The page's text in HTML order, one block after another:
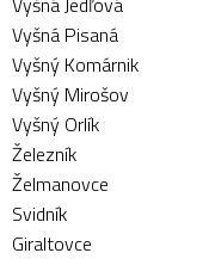
Vyšná Pisaná
Vyšný Komárnik
Vyšný Mirošov
Vyšný Orlík
Železník
Želmanovce
Svidník
Giraltovce